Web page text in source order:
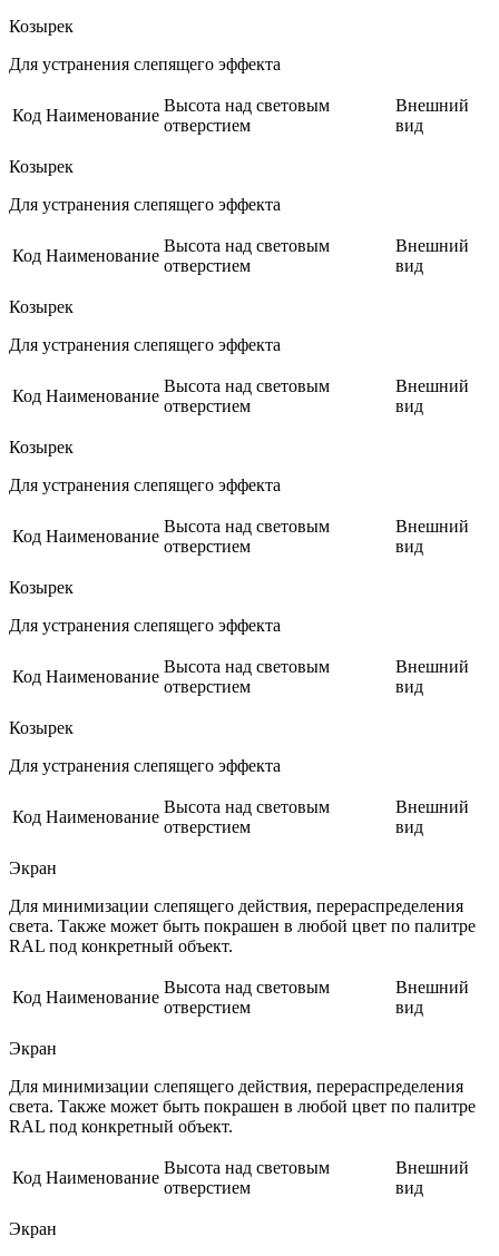
Козырек
Для устранения слепящего эффекта
Код Наименование
Высота над световым
отверстием
Внешний
вид
Козырек
Для устранения слепящего эффекта
Код Наименование
Высота над световым
отверстием
Внешний
вид
Козырек
Для устранения слепящего эффекта
Код Наименование
Высота над световым
отверстием
Внешний
вид
Козырек
Для устранения слепящего эффекта
Код Наименование
Высота над световым
отверстием
Внешний
вид
Козырек
Для устранения слепящего эффекта
Код Наименование
Высота над световым
отверстием
Внешний
вид
Козырек
Для устранения слепящего эффекта
Код Наименование
Высота над световым
отверстием
Внешний
вид
Экран
Для минимизации слепящего действия, перераспределения
света. Также может быть покрашен в любой цвет по палитре
RAL под конкретный объект.
Код Наименование
Высота над световым
отверстием
Внешний
вид
Экран
Для минимизации слепящего действия, перераспределения
света. Также может быть покрашен в любой цвет по палитре
RAL под конкретный объект.
Код Наименование
Высота над световым
отверстием
Внешний
вид
Экран